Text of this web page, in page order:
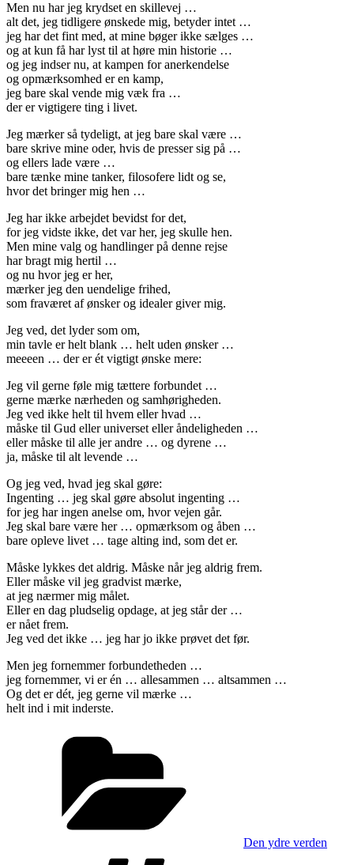
Men nu har jeg krydset en skillevej …
alt det, jeg tidligere ønskede mig, betyder intet …
jeg har det fint med, at mine bøger ikke sælges …
og at kun få har lyst til at høre min historie …
og jeg indser nu, at kampen for anerkendelse
og opmærksomhed er en kamp,
jeg bare skal vende mig væk fra …
der er vigtigere ting i livet.
Jeg mærker så tydeligt, at jeg bare skal være …
bare skrive mine oder, hvis de presser sig på …
og ellers lade være …
bare tænke mine tanker, filosofere lidt og se,
hvor det bringer mig hen …
Jeg har ikke arbejdet bevidst for det,
for jeg vidste ikke, det var her, jeg skulle hen.
Men mine valg og handlinger på denne rejse
har bragt mig hertil …
og nu hvor jeg er her,
mærker jeg den uendelige frihed,
som fraværet af ønsker og idealer giver mig.
Jeg ved, det lyder som om,
min tavle er helt blank … helt uden ønsker …
meeeen … der er ét vigtigt ønske mere:
Jeg vil gerne føle mig tættere forbundet …
gerne mærke nærheden og samhørigheden.
Jeg ved ikke helt til hvem eller hvad …
måske til Gud eller universet eller åndeligheden …
eller måske til alle jer andre … og dyrene …
ja, måske til alt levende …
Og jeg ved, hvad jeg skal gøre:
Ingenting … jeg skal gøre absolut ingenting …
for jeg har ingen anelse om, hvor vejen går.
Jeg skal bare være her … opmærksom og åben …
bare opleve livet … tage alting ind, som det er.
Måske lykkes det aldrig. Måske når jeg aldrig frem.
Eller måske vil jeg gradvist mærke,
at jeg nærmer mig målet.
Eller en dag pludselig opdage, at jeg står der …
er nået frem.
Jeg ved det ikke … jeg har jo ikke prøvet det før.
Men jeg fornemmer forbundetheden …
jeg fornemmer, vi er én … allesammen … altsammen …
Og det er dét, jeg gerne vil mærke …
helt ind i mit inderste.
Den ydre verden